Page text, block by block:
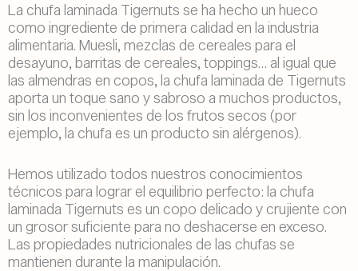
La chufa laminada Tigernuts se ha hecho un hueco
como ingrediente de primera calidad en la industria
alimentaria. Muesli, mezclas de cereales para el
desayuno, barritas de cereales, toppings… al igual que
las almendras en copos, la chufa laminada de Tigernuts
aporta un toque sano y sabroso a muchos productos,
sin los inconvenientes de los frutos secos (por
ejemplo, la chufa es un producto sin alérgenos).
Hemos utilizado todos nuestros conocimientos
técnicos para lograr el equilibrio perfecto: la chufa
laminada Tigernuts es un copo delicado y crujiente con
un grosor suficiente para no deshacerse en exceso.
Las propiedades nutricionales de las chufas se
mantienen durante la manipulación.